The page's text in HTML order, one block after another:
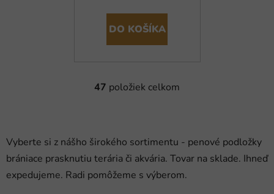
DO KOŠÍKA
O
d
a
c
47 položiek celkom
Vyberte si z nášho širokého sortimentu - penové podložky
brániace prasknutiu terária či akvária. Tovar na sklade. Ihneď
expedujeme. Radi pomôžeme s výberom.